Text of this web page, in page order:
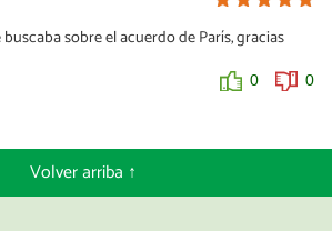
sobre el acuerdo de París, gracias
0 0
Volver arriba ↑